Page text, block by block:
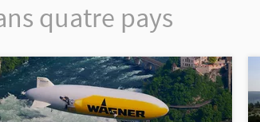
quatre pays